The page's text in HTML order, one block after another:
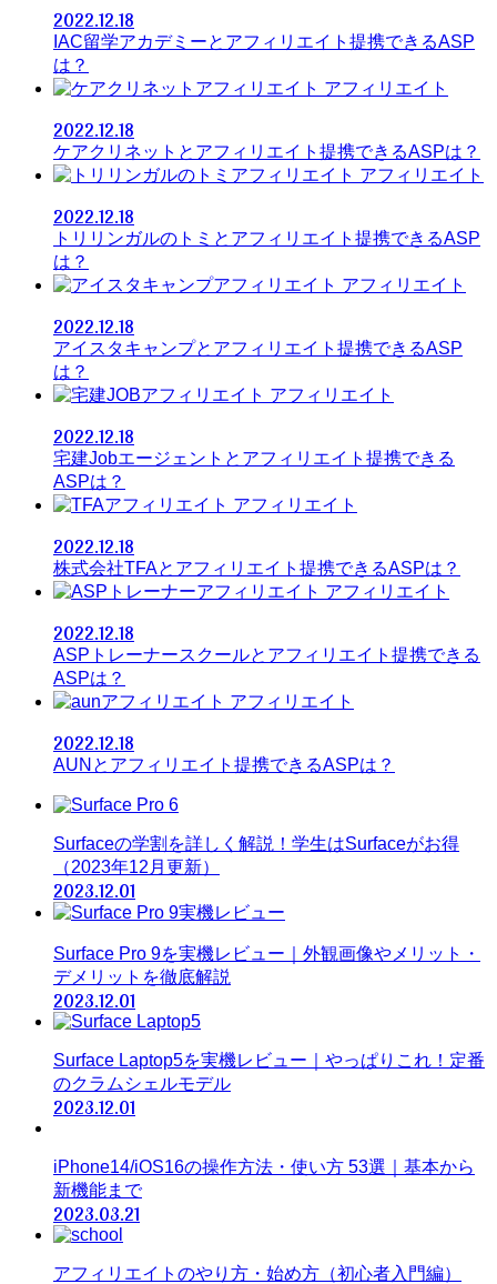
2022.12.18
IAC留学アカデミーとアフィリエイト提携できるASP
は？
アフィリエイト
2022.12.18
ケアクリネットとアフィリエイト提携できるASPは？
アフィリエイト
2022.12.18
トリリンガルのトミとアフィリエイト提携できるASP
は？
アフィリエイト
2022.12.18
アイスタキャンプとアフィリエイト提携できるASP
は？
アフィリエイト
2022.12.18
宅建Jobエージェントとアフィリエイト提携できる
ASPは？
アフィリエイト
2022.12.18
株式会社TFAとアフィリエイト提携できるASPは？
アフィリエイト
2022.12.18
ASPトレーナースクールとアフィリエイト提携できる
ASPは？
アフィリエイト
2022.12.18
AUNとアフィリエイト提携できるASPは？
Surfaceの学割を詳しく解説！学生はSurfaceがお得
（2023年12月更新）
2023.12.01
Surface Pro 9を実機レビュー｜外観画像やメリット・
デメリットを徹底解説
2023.12.01
Surface Laptop5を実機レビュー｜やっぱりこれ！定番
のクラムシェルモデル
2023.12.01
iPhone14/iOS16の操作方法・使い方 53選｜基本から
新機能まで
2023.03.21
アフィリエイトのやり方・始め方（初心者入門編）